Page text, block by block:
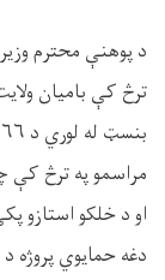
د پوهنې محترم
ترڅ کې بامیان
مراسمو په ترڅ کې
او د خلکو استازو
دغه حمایوي پروژه